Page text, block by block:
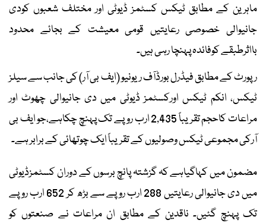
ماہرین کے مطابق ٹیکس کسٹمز ڈیوٹی اور مختلف شعبوں کودی
جانیوالی خصوصی رعایتیں قومی معیشت کے بجائے محدود
بااثرطبقے کوفائدہ پہنچا رہی ہیں۔
رپورٹ کے مطابق فیڈرل بورڈآف ریونیو (ایف بی آر) کی جانب سے سیلز
ٹیکس، انکم ٹیکس اورکسٹمز ڈیوٹی میں دی جانیوالی چھوٹ اور
مراعات کاحجم تقریباً 2,435 ارب روپے تک پہنچ چکاہے،جو ایف بی
آرکی مجموعی ٹیکس وصولیوں کے تقریباً ایک چوتھائی کے برابر ہے۔
مضمون میں کہاگیاہے کہ گزشتہ پانچ برسوں کے دوران کسٹمزڈیوٹی
میں دی جانیوالی رعایتیں 288 ارب روپے سے بڑھ کر 652 ارب روپے
تک پہنچ گئیں۔ ناقدین کے مطابق ان مراعات نے صنعتوں کو